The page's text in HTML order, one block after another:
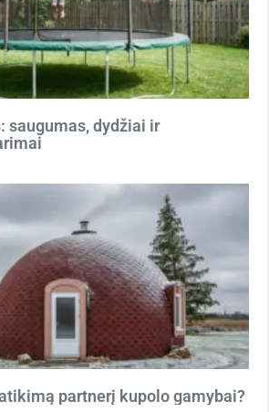
saugumas, dydžiai ir
partnerį kupolo gamybai?